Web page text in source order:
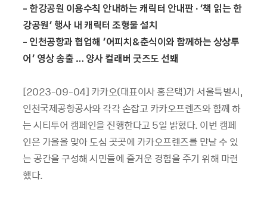
- 한강공원 이용수칙 안내하는 캐릭터 안내판 ∙ ‘책 읽는 한
강공원’ 행사 내 캐릭터 조형물 설치
- 인천공항과 협업해 ‘어피치&춘식이와 함께하는 상상투
어’ 영상 송출 … 양사 컬래버 굿즈도 선봬
[2023-09-04] 카카오(대표이사 홍은택)가 서울특별시,
인천국제공항공사와 각각 손잡고 카카오프렌즈와 함께 하
는 시티투어 캠페인을 진행한다고 5일 밝혔다. 이번 캠페
인은 가을을 맞아 도심 곳곳에 카카오프렌즈를 만날 수 있
는 공간을 구성해 시민들에 즐거운 경험을 주기 위해 마련
했다.